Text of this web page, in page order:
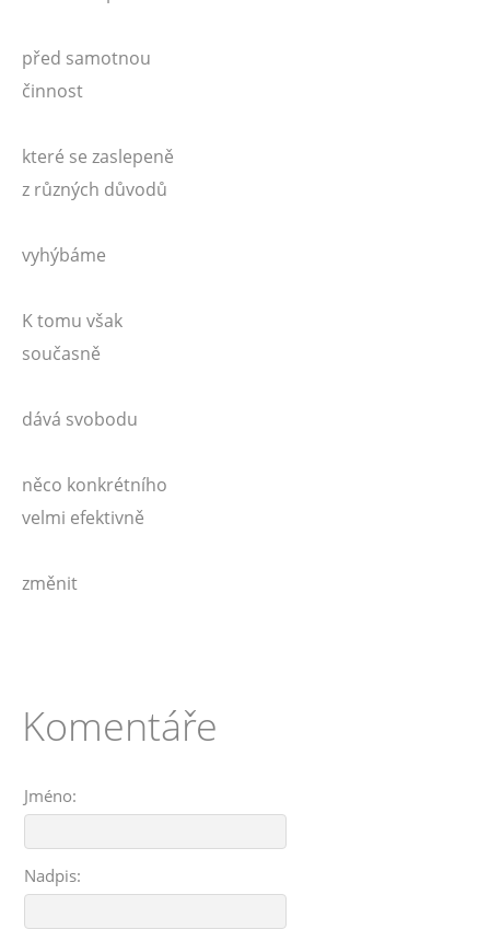
před samotnou
činnost
které se zaslepeně
z různých důvodů
vyhýbáme
K tomu však
současně
dává svobodu
něco konkrétního
velmi efektivně
změnit
Komentáře
Jméno:
Nadpis: